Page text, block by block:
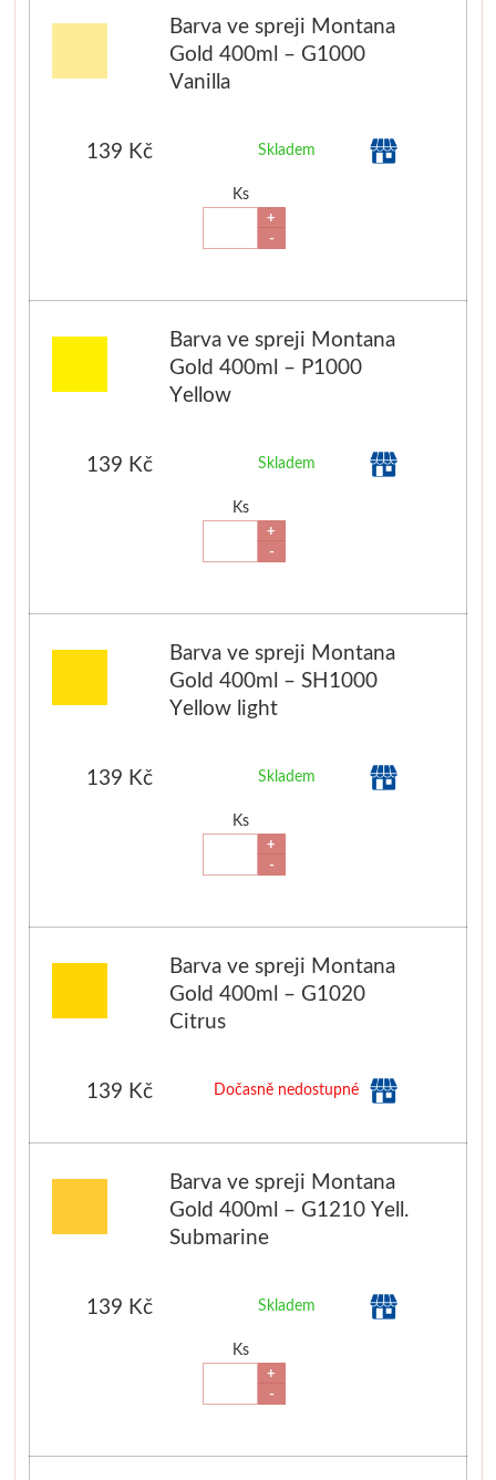
Luxusní
Do 500kč
Drátkování,
Řezací podložky
Pro prodejny
Knihy
Skicovací knihy
Herend
Charbonnel
Hlubotisk
Zlacení
Jacquard
V prášku
Tužky
Barvy
Média
Textil
Hedvábí
Akrylové barvy
Média
Liquitex
Barva ve spreji Montana
Gold 400ml – G1000
Vanilla
139 Kč Skladem
Ks
+
-
Barva ve spreji Montana
Gold 400ml – P1000
Yellow
139 Kč Skladem
Ks
+
-
Barva ve spreji Montana
Gold 400ml – SH1000
Yellow light
139 Kč Skladem
Ks
+
-
Barva ve spreji Montana
Gold 400ml – G1020
Citrus
139 Kč Dočasně nedostupné
Barva ve spreji Montana
Gold 400ml – G1210 Yell.
Submarine
139 Kč Skladem
Ks
+
-